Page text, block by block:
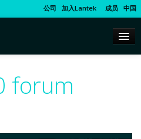
公司 加入Lantek 成员 中国
forum